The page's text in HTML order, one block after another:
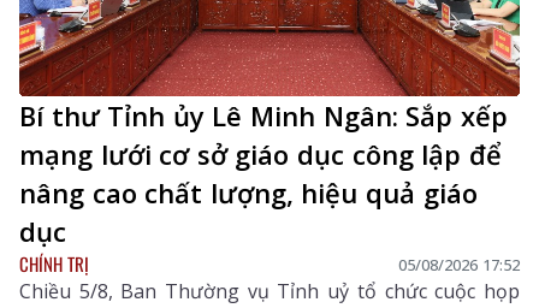
Bí thư Tỉnh ủy Lê Minh Ngân: Sắp xếp
mạng lưới cơ sở giáo dục công lập để
nâng cao chất lượng, hiệu quả giáo
dục
CHÍNH TRỊ 05/08/2026 17:52
Chiều 5/8, Ban Thường vụ Tỉnh uỷ tổ chức cuộc họp